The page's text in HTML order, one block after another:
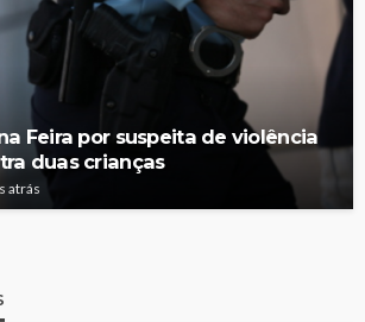
Feira por suspeita de violência
duas crianças
atrás